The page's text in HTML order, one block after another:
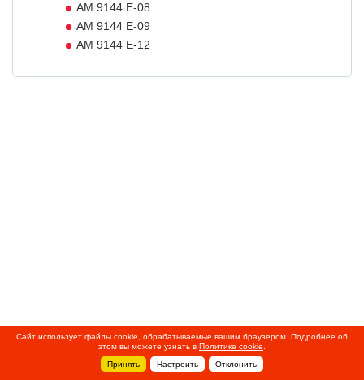
AM 9144 E-08
AM 9144 E-09
AM 9144 E-12
Сайт использует файлы cookie, обрабатываемые вашим браузером. Подробнее об
этом вы можете узнать в Политике cookie
Принять
Настроить Отклонить